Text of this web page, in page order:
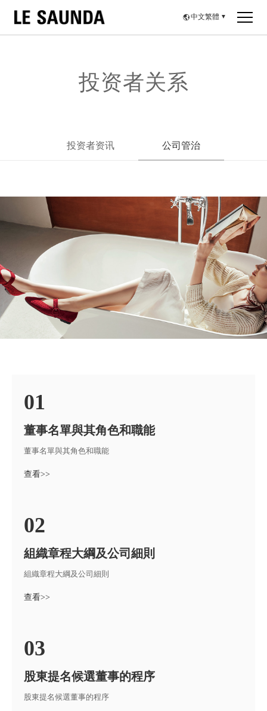
中文繁體 ▼
投资者关系
投资者资讯 公司管治
01
董事名單與其角色和職能
董事名單與其角色和職能
查看>>
02
組織章程大綱及公司細則
組織章程大綱及公司細則
查看>>
03
股東提名候選董事的程序
股東提名候選董事的程序